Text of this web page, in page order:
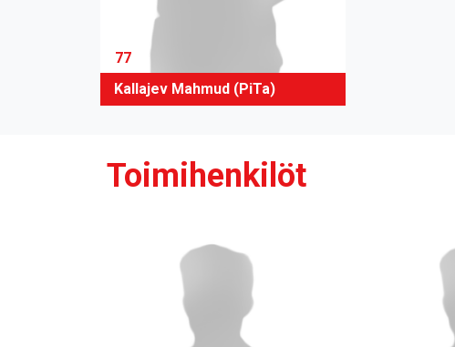
77
Kallajev Mahmud (PiTa)
Toimihenkilöt